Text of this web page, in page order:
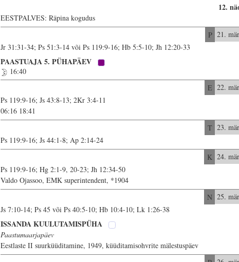
12.
EESTPALVES: Räpina kogudus
P 21.
Jr 31:31-34; Ps 51:3-14 või Ps 119:9-16; Hb 5:5-10; Jh 12:20-33
PAASTUAJA 5. PÜHAPÄEV
16:40
E 22.
Ps 119:9-16; Js 43:8-13; 2Kr 3:4-11
06:16 18:41
T 23.
Ps 119:9-16; Js 44:1-8; Ap 2:14-24
K 24.
Ps 119:9-16; Hg 2:1-9, 20-23; Jh 12:34-50
Valdo Ojassoo, EMK superintendent, *1904
N 25.
Js 7:10-14; Ps 45 või Ps 40:5-10; Hb 10:4-10; Lk 1:26-38
ISSANDA KUULUTAMISPÜHA
Paastumaarjapäev
Eestlaste II suurküüditamine, 1949, küüditamisohvrite mälestuspäev